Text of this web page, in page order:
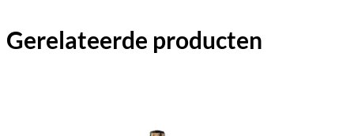
Gerelateerde producten